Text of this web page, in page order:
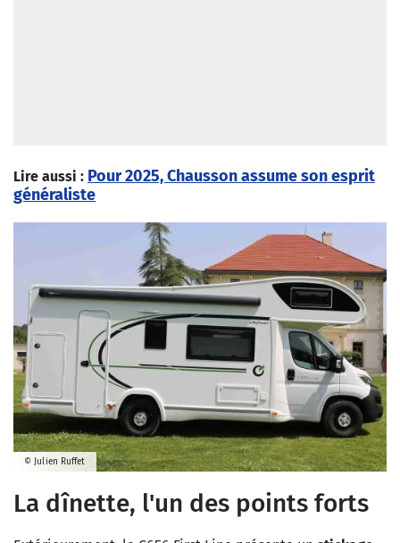
Lire aussi : Pour 2025, Chausson assume son esprit
généraliste
© Julien Ruffet
La dînette, l'un des points forts